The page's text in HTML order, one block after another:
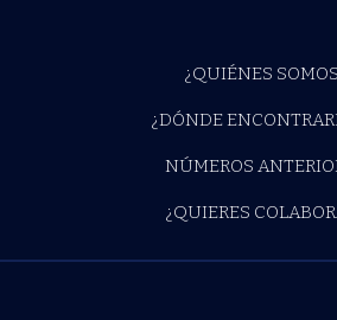
¿QUIÉNES
¿DÓNDE
NÚMEROS
¿QUIERES